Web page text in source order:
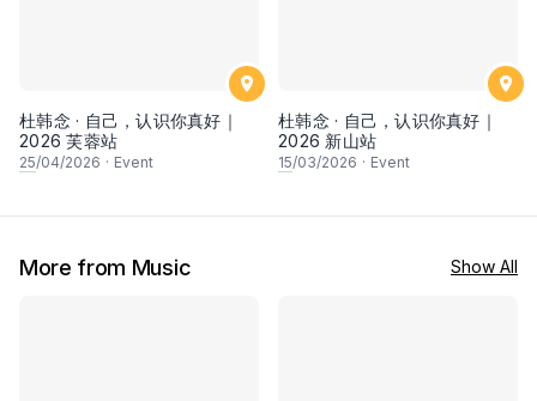
杜韩念 · 自己，认识你真好｜
2026 芙蓉站
25/04/2026 · Event
杜韩念 · 自己，认识你真好｜
2026 新山站
15/03/2026 · Event
More from Music Show All